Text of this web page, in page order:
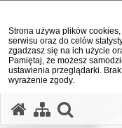
Strona używa plików
serwisu oraz do celów
zgadzasz się na ich użycie
Pamiętaj, że możesz
ustawienia przeglądarki.
wyrażenie zgody.